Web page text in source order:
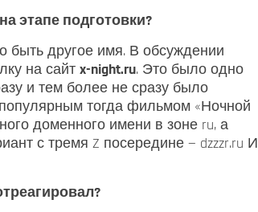
этапе подготовки?
быть другое имя. В обсуждении
на сайт x-night.ru. Это было одно
и тем более не сразу было
тогда фильмом «Ночной
доменного имени в зоне ru, а
с тремя Z посередине — dzzzr.ru И